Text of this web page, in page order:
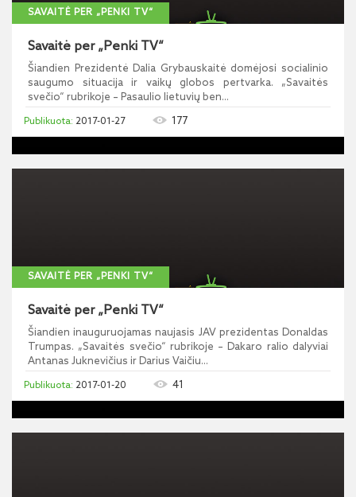
SAVAITĖ PER „PENKI TV“
Savaitė per „Penki TV“
Šiandien Prezidentė Dalia Grybauskaitė domėjosi socialinio
saugumo situacija ir vaikų globos pertvarka. „Savaitės
svečio“ rubrikoje – Pasaulio lietuvių ben...
2017-01-27 177
SAVAITĖ PER „PENKI TV“
Savaitė per „Penki TV“
Šiandien inauguruojamas naujasis JAV prezidentas Donaldas
Trumpas. „Savaitės svečio“ rubrikoje – Dakaro ralio dalyviai
Antanas Juknevičius ir Darius Vaičiu...
2017-01-20 41